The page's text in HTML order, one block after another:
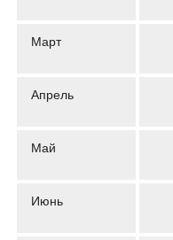
Март
Апрель
Май
Июнь